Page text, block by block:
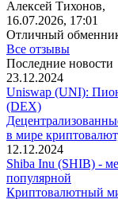
Алексей Тихонов,
16.07.2026, 17:01
Отличный
Все отзывы
Последние новости
23.12.2024
Uniswap (UNI):
(DEX)
в мире
12.12.2024
Shiba Inu (SHIB) -
популярной
Криптовалютный